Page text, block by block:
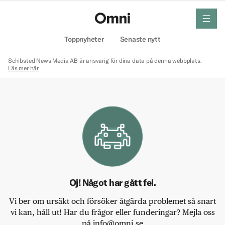
Toppnyheter Senaste nytt
meny
Schibsted News Media AB är ansvarig för dina data på denna webbplats.
Läs mer här
Oj! Något har gått fel.
Vi ber om ursäkt och försöker åtgärda problemet så snart
vi kan, håll ut! Har du frågor eller funderingar? Mejla oss